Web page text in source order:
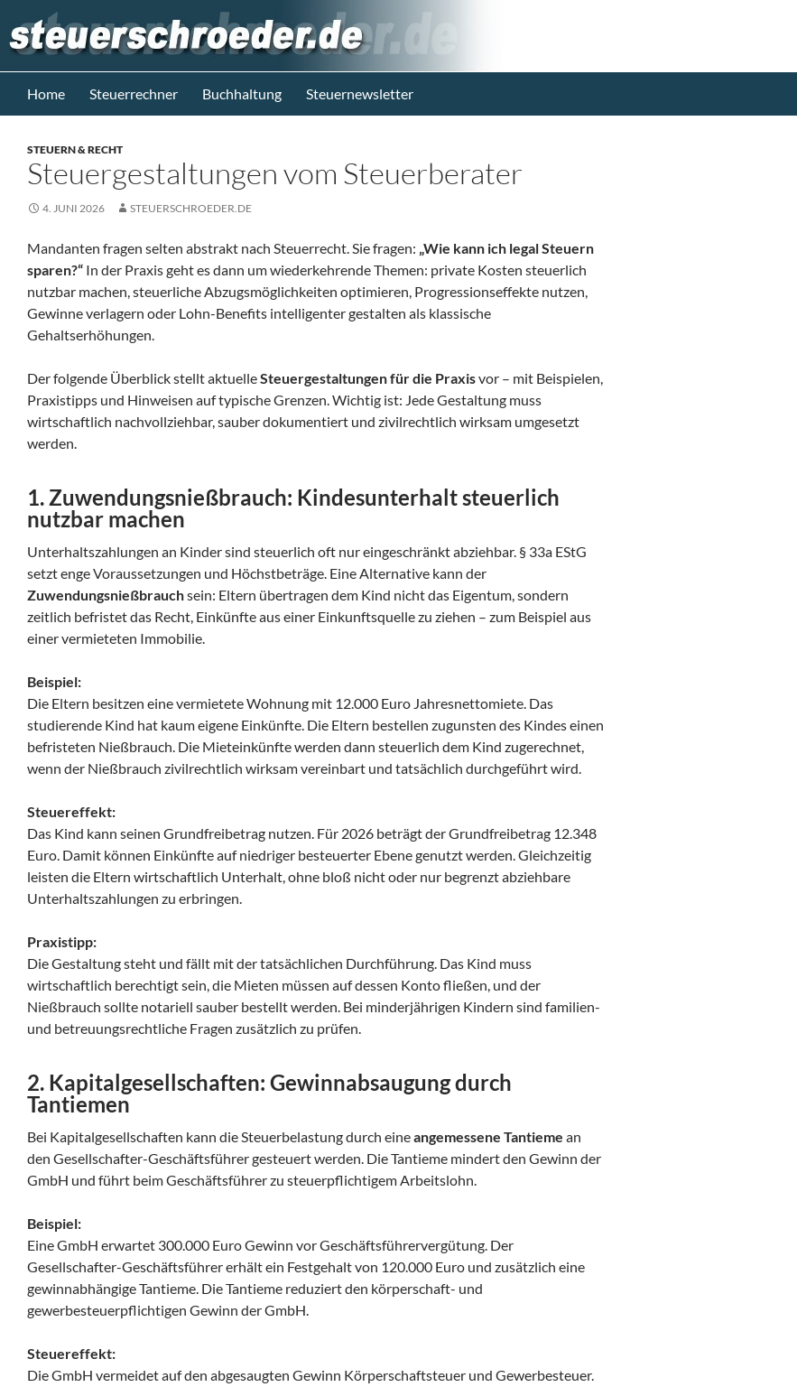
Inhalt
springen
Steuerblog www.steuerschroeder.de
Home Steuerrechner Buchhaltung Steuernewsletter
STEUERN & RECHT
Steuergestaltungen vom Steuerberater
4. JUNI 2026 STEUERSCHROEDER.DE
Mandanten fragen selten abstrakt nach Steuerrecht. Sie fragen: „Wie kann ich legal Steuern
sparen?“ In der Praxis geht es dann um wiederkehrende Themen: private Kosten steuerlich
nutzbar machen, steuerliche Abzugsmöglichkeiten optimieren, Progressionseffekte nutzen,
Gewinne verlagern oder Lohn-Benefits intelligenter gestalten als klassische
Gehaltserhöhungen.
Der folgende Überblick stellt aktuelleSteuergestaltungen für die Praxisvor – mit Beispielen,
Praxistipps und Hinweisen auf typische Grenzen. Wichtig ist: Jede Gestaltung muss
wirtschaftlich nachvollziehbar, sauber dokumentiert und zivilrechtlich wirksam umgesetzt
werden.
1. Zuwendungsnießbrauch: Kindesunterhalt steuerlich
nutzbar machen
Unterhaltszahlungen an Kinder sind steuerlich oft nur eingeschränkt abziehbar. § 33a EStG
setzt enge Voraussetzungen und Höchstbeträge. Eine Alternative kann der
Zuwendungsnießbrauchsein: Eltern übertragen dem Kind nicht das Eigentum, sondern
zeitlich befristet das Recht, Einkünfte aus einer Einkunftsquelle zu ziehen – zum Beispiel aus
einer vermieteten Immobilie.
Beispiel:
Die Eltern besitzen eine vermietete Wohnung mit 12.000 Euro Jahresnettomiete. Das
studierende Kind hat kaum eigene Einkünfte. Die Eltern bestellen zugunsten des Kindes einen
befristeten Nießbrauch. Die Mieteinkünfte werden dann steuerlich dem Kind zugerechnet,
wenn der Nießbrauch zivilrechtlich wirksam vereinbart und tatsächlich durchgeführt wird.
Steuereffekt:
Das Kind kann seinen Grundfreibetrag nutzen. Für 2026 beträgt der Grundfreibetrag 12.348
Euro. Damit können Einkünfte auf niedriger besteuerter Ebene genutzt werden. Gleichzeitig
leisten die Eltern wirtschaftlich Unterhalt, ohne bloß nicht oder nur begrenzt abziehbare
Unterhaltszahlungen zu erbringen.
Praxistipp:
Die Gestaltung steht und fällt mit der tatsächlichen Durchführung. Das Kind muss
wirtschaftlich berechtigt sein, die Mieten müssen auf dessen Konto fließen, und der
Nießbrauch sollte notariell sauber bestellt werden. Bei minderjährigen Kindern sind familien-
und betreuungsrechtliche Fragen zusätzlich zu prüfen.
2. Kapitalgesellschaften: Gewinnabsaugung durch
Tantiemen
Bei Kapitalgesellschaften kann die Steuerbelastung durch eineangemessene Tantieme an
den Gesellschafter-Geschäftsführer gesteuert werden. Die Tantieme mindert den Gewinn der
GmbH und führt beim Geschäftsführer zu steuerpflichtigem Arbeitslohn.
Beispiel:
Eine GmbH erwartet 300.000 Euro Gewinn vor Geschäftsführervergütung. Der
Gesellschafter-Geschäftsführer erhält ein Festgehalt von 120.000 Euro und zusätzlich eine
gewinnabhängige Tantieme. Die Tantieme reduziert den körperschaft- und
gewerbesteuerpflichtigen Gewinn der GmbH.
Steuereffekt:
Die GmbH vermeidet auf den abgesaugten Gewinn Körperschaftsteuer und Gewerbesteuer.
Steuerberater
M. Schröder
Berlin